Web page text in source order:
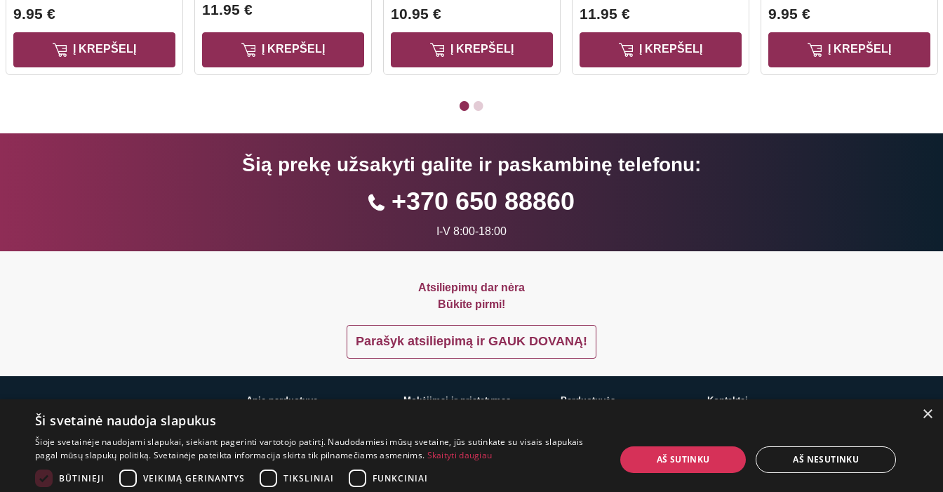
9.95 €
Į KREPŠELĮ
11.95 €
Į KREPŠELĮ
10.95 €
Į KREPŠELĮ
11.95 €
Į KREPŠELĮ
9.95 €
Į KREPŠELĮ
Šią prekę užsakyti galite ir paskambinę telefonu:
+370 650 88860
I-V 8:00-18:00
Atsiliepimų dar nėra
Būkite pirmi!
Parašyk atsiliepimą ir GAUK DOVANĄ!
Apie parduotuvę
Atsiliepimai
Blogas
Prekiniai ženklai
Parama Ukrainai
Mokėjimai ir pristatymas
Prekių grąžinimas
Konfidencialumas
Pirkimo taisyklės
Parduotuvės
Kaunas
Kontaktai
+370 650 88860
prekes@suaugusiems.lt
×
Ši svetainė naudoja slapukus
Šioje svetainėje naudojami slapukai, siekiant pagerinti vartotojo patirtį. Naudodamiesi mūsų svetaine, jūs sutinkate su visais slapukais
pagal mūsų slapukų politiką. Svetainėje pateikta informacija skirta tik pilnamečiams asmenims. Skaityti daugiau
BŪTINIEJI
VEIKIMĄ GERINANTYS TIKSLINIAI FUNKCINIAI
AŠ SUTINKU AŠ NESUTINKU